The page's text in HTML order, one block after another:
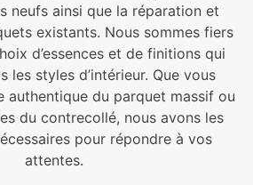
neufs ainsi que la réparation et
existants. Nous sommes fiers
d’essences et de finitions qui
les styles d’intérieur. Que vous
authentique du parquet massif ou
du contrecollé, nous avons les
pour répondre à vos
attentes.